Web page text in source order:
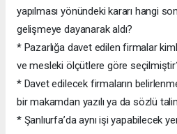
yapılması yönündeki kararı hangi
gelişmeye dayanarak aldı?
* Pazarlığa davet edilen firmalar
ve mesleki ölçütlere göre
* Davet edilecek firmaların
bir makamdan yazılı ya da sözlü
* Şanlıurfa’da aynı işi yapabilecek